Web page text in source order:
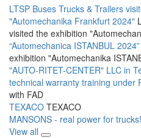
LTSP Buses Trucks & Trailers
"Automechanika Frankfurt 2024"
visited the exhibition
“Automechanica ISTANBUL 2024”
exhibition "Automechanika
"AUTO-RITET-CENTER" LLC in
technical warranty training under
with FAD
TEXACO TEXACO
MANSONS - real power for trucks!
View all